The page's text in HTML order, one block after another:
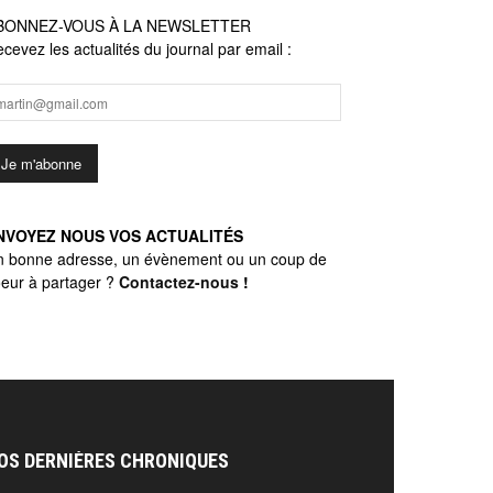
VOUS À LA NEWSLETTER
les actualités du journal par email :
NOUS VOS ACTUALITÉS
bonne adresse, un évènement ou un coup de
à partager ? Contactez-nous !
DERNIÈRES CHRONIQUES